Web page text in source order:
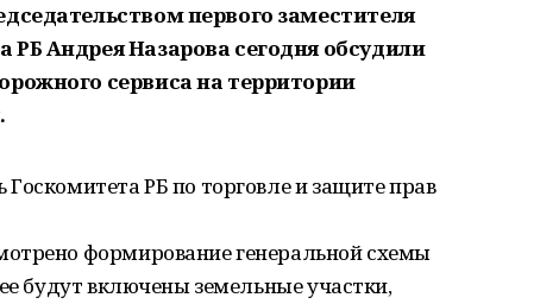
первого заместителя
Андрея Назарова сегодня обсудили
сервиса на территории
РБ по торговле и защите прав
формирование генеральной схемы
будут включены земельные участки,